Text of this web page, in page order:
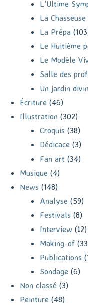
L'Ultime
La
La Prépa
Le Huitième
Le Modèle
Salle des
Un jardin divin
Écriture (46)
Illustration (302)
Croquis (38)
Dédicace (3)
Fan art (34)
Musique (4)
News (148)
Analyse (59)
Festivals (8)
Interview (12)
Making-of
Publications
Sondage (6)
Non classé (3)
Peinture (48)